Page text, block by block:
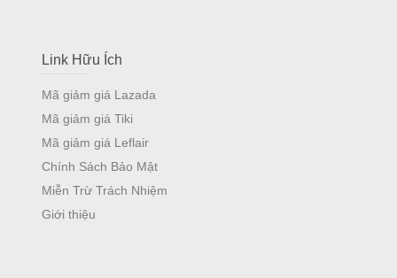
Link Hữu Ích
Mã giảm giá Lazada
Mã giảm giá Tiki
Mã giảm giá Leflair
Chính Sách Bảo Mật
Miễn Trừ Trách Nhiệm
Giới thiệu